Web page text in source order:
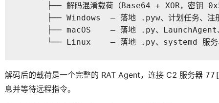
├── 解码混淆载荷（Base64 + XOR，密钥
├── Windows  — 落地 .pyw、计划任务、注
├── macOS    — 落地 .py、LaunchAgent
└── Linux    — 落地 .py、systemd 服务
解码后的载荷是一个完整的 RAT Agent，连接 C2 服务器
息并等待远程指令。